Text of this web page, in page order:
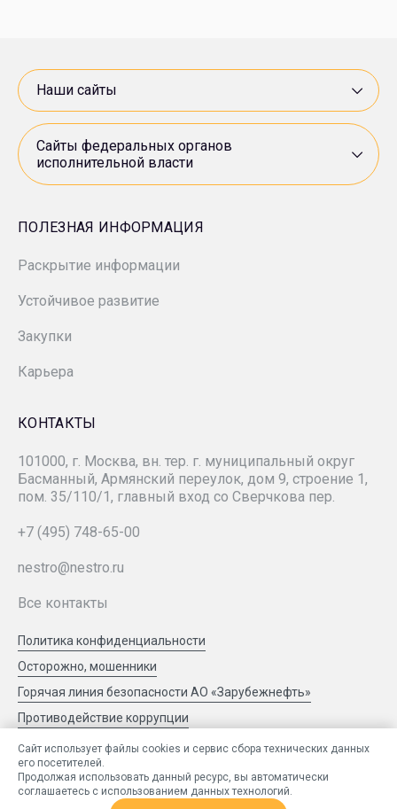
КОНТАКТЫ
101000, г. Москва, вн. тер. г. муниципальный округ
Басманный, Армянский переулок, дом 9, строение 1,
пом. 35/110/1, главный вход со Сверчкова пер.
+7 (495) 748-65-00
nestro@nestro.ru
Все контакты
ПОЛЕЗНАЯ ИНФОРМАЦИЯ
Раскрытие информации
Устойчивое развитие
Закупки
Карьера
Наши сайты
«Нестро Петрол»
«Арктикморнефтегазразведка»
СП «ANDIJANPETRO»
«ВНИИнефть»
«Гипровостокнефть»
«ЗН Север»
«ЗАРУБЕЖНЕФТЬ-добыча Самара»
«Зарубежнефтестроймонтаж»
РМНТК «Нефтеотдача»
«ЗН НТЦ»
«ЗН Цифра»
Сайты федеральных органов
исполнительной власти
Росприроднадзор
Ростехнадзор
Минэкономразвития России
© ЗАРУБЕЖНЕФТЬ 2026
Политика конфиденциальности
Осторожно, мошенники
Горячая линия безопасности АО «Зарубежнефть»
Противодействие коррупции
Сообщить об ошибке
Сайт использует файлы cookies и сервис сбора технических данных
его посетителей.
Продолжая использовать данный ресурс, вы автоматически
соглашаетесь с использованием данных технологий.